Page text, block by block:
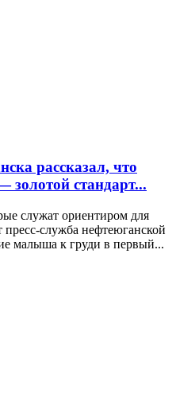
рассказал, что
золотой стандарт...
служат ориентиром для
служба нефтеюганской
малыша к груди в первый...